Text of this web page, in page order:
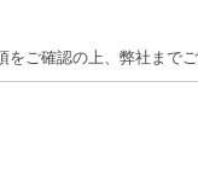
ご確認の上、弊社までご